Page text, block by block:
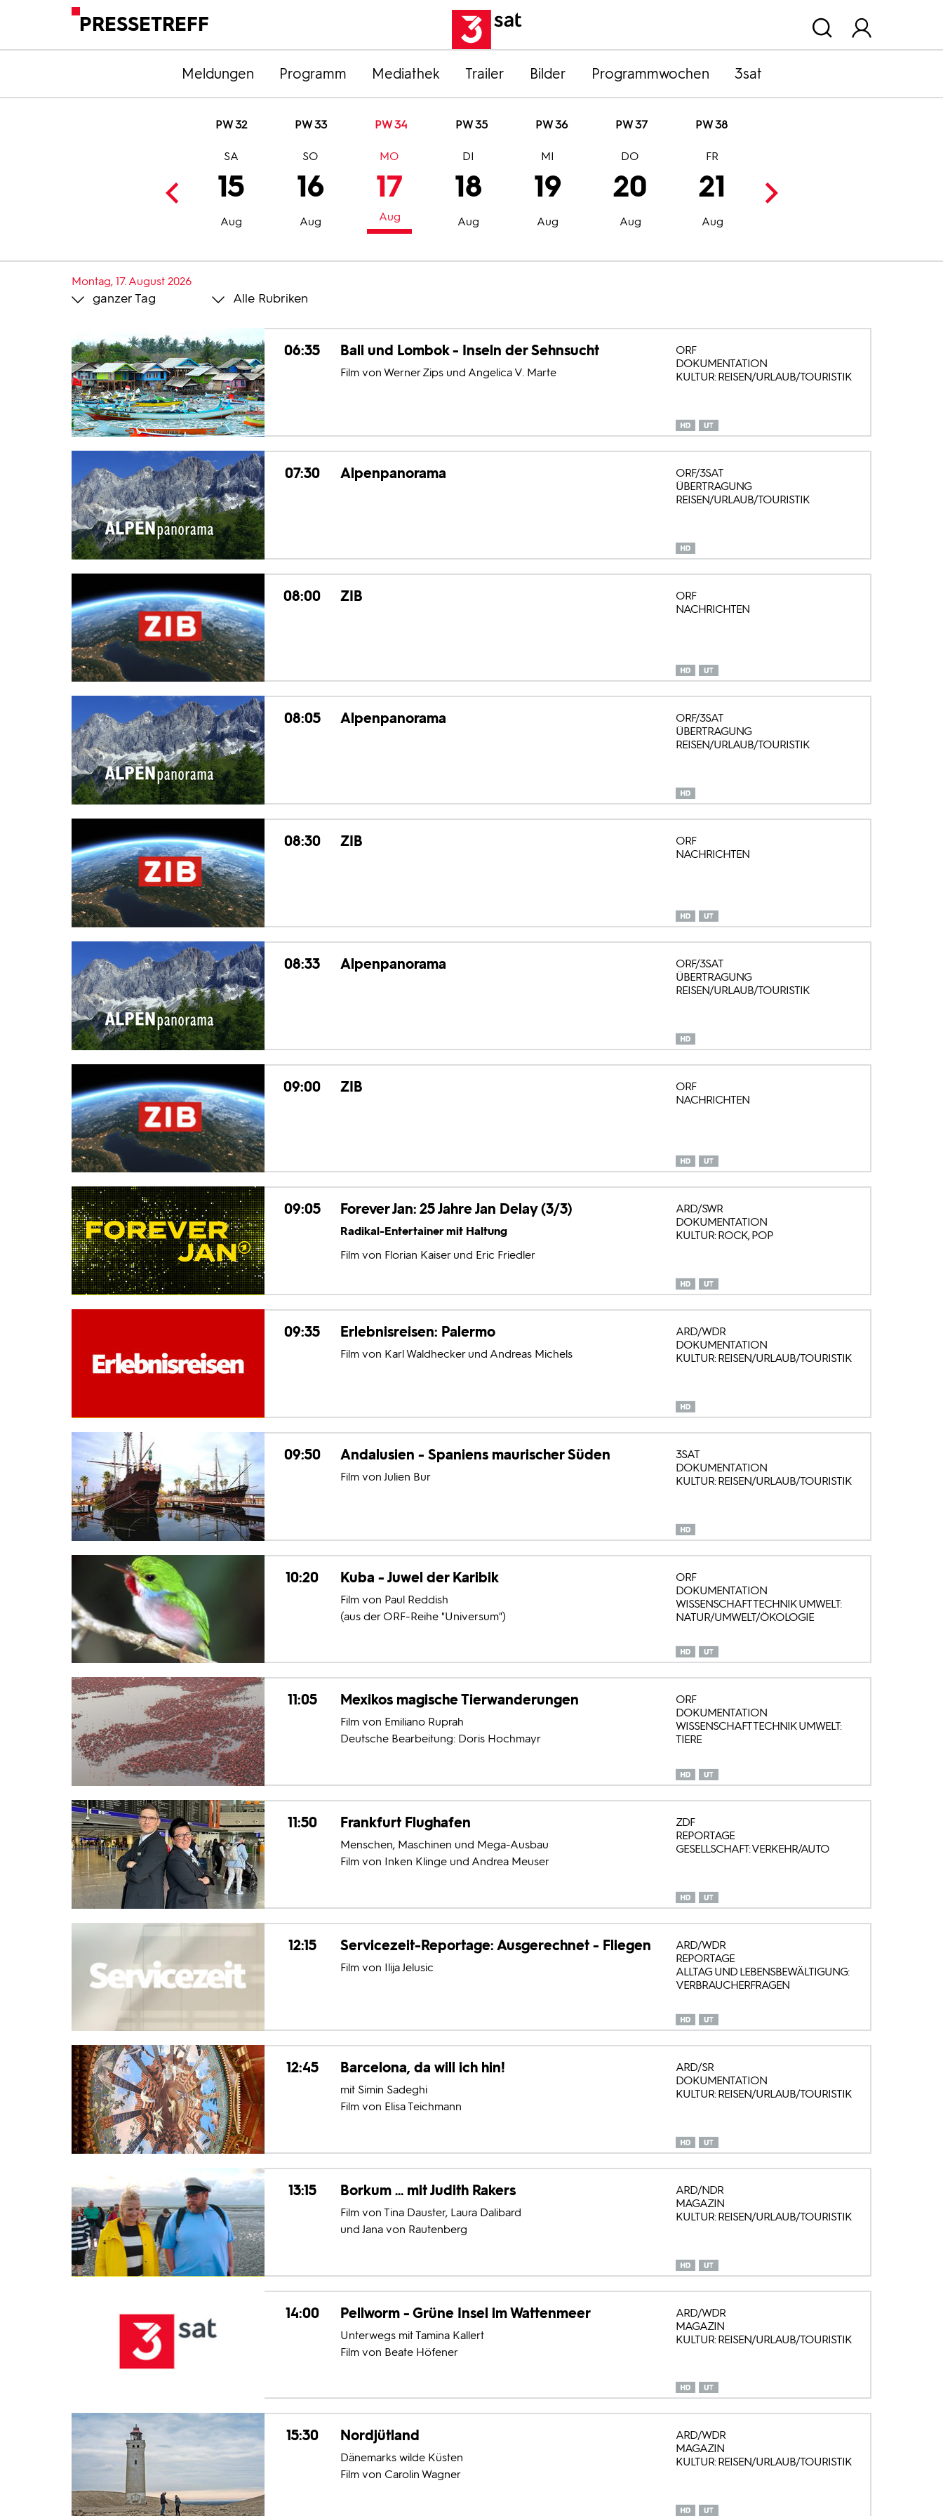
PRESSETREFF
Meldungen Programm Mediathek Trailer Bilder Programmwochen 3sat
PW 32 PW 33 PW 34 PW 35 PW 36 PW 37 PW 38
14 15
Aug
SA
16
Aug
SO
17
Aug
MO
18
Aug
DI
19
Aug
MI
20
Aug
DO
21
Aug
FR
22
Montag, 17. August 2026
ganzer Tag Alle Rubriken
06:35 Bali und Lombok - Inseln der Sehnsucht
Film von Werner Zips und Angelica V. Marte
ORF
DOKUMENTATION
KULTUR: REISEN/URLAUB/TOURISTIK
07:30 Alpenpanorama
ORF/3SAT
ÜBERTRAGUNG
REISEN/URLAUB/TOURISTIK
08:00 ZIB
ORF
NACHRICHTEN
08:05 Alpenpanorama
ORF/3SAT
ÜBERTRAGUNG
REISEN/URLAUB/TOURISTIK
08:30 ZIB
ORF
NACHRICHTEN
08:33 Alpenpanorama
ORF/3SAT
ÜBERTRAGUNG
REISEN/URLAUB/TOURISTIK
09:00 ZIB
ORF
NACHRICHTEN
09:05 Forever Jan: 25 Jahre Jan Delay (3/3)
Radikal-Entertainer mit Haltung
Film von Florian Kaiser und Eric Friedler
ARD/SWR
DOKUMENTATION
KULTUR: ROCK, POP
09:35 Erlebnisreisen: Palermo
Film von Karl Waldhecker und Andreas Michels
ARD/WDR
DOKUMENTATION
KULTUR: REISEN/URLAUB/TOURISTIK
09:50 Andalusien - Spaniens maurischer Süden
Film von Julien Bur
3SAT
DOKUMENTATION
KULTUR: REISEN/URLAUB/TOURISTIK
10:20 Kuba - Juwel der Karibik
Film von Paul Reddish
(aus der ORF-Reihe "Universum")
ORF
DOKUMENTATION
WISSENSCHAFT TECHNIK UMWELT:
NATUR/UMWELT/ÖKOLOGIE
11:05 Mexikos magische Tierwanderungen
Film von Emiliano Ruprah
Deutsche Bearbeitung: Doris Hochmayr
ORF
DOKUMENTATION
WISSENSCHAFT TECHNIK UMWELT:
TIERE
11:50 Frankfurt Flughafen
Menschen, Maschinen und Mega-Ausbau
Film von Inken Klinge und Andrea Meuser
ZDF
REPORTAGE
GESELLSCHAFT: VERKEHR/AUTO
12:15 Servicezeit-Reportage: Ausgerechnet - Fliegen
Film von Ilija Jelusic
ARD/WDR
REPORTAGE
ALLTAG UND LEBENSBEWÄLTIGUNG:
VERBRAUCHERFRAGEN
12:45 Barcelona, da will ich hin!
mit Simin Sadeghi
Film von Elisa Teichmann
ARD/SR
DOKUMENTATION
KULTUR: REISEN/URLAUB/TOURISTIK
13:15 Borkum ... mit Judith Rakers
Film von Tina Dauster, Laura Dalibard
und Jana von Rautenberg
ARD/NDR
MAGAZIN
KULTUR: REISEN/URLAUB/TOURISTIK
14:00 Pellworm - Grüne Insel im Wattenmeer
Unterwegs mit Tamina Kallert
Film von Beate Höfener
ARD/WDR
MAGAZIN
KULTUR: REISEN/URLAUB/TOURISTIK
15:30 Nordjütland
Dänemarks wilde Küsten
Film von Carolin Wagner
ARD/WDR
MAGAZIN
KULTUR: REISEN/URLAUB/TOURISTIK